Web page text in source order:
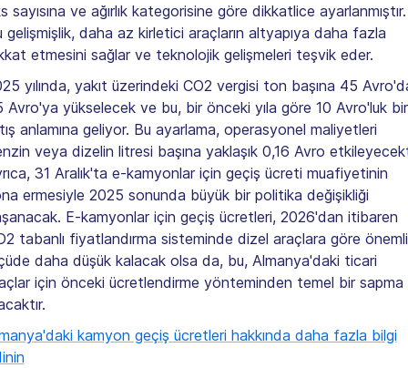
sayısına ve ağırlık kategorisine göre dikkatlice ayarlanmıştır.
gelişmişlik, daha az kirletici araçların altyapıya daha fazla
etmesini sağlar ve teknolojik gelişmeleri teşvik eder.
yılında, yakıt üzerindeki CO2 vergisi ton başına 45
Avro'ya yükselecek ve bu, bir önceki yıla göre 10 Avro'luk bir
anlamına geliyor. Bu ayarlama, operasyonel maliyetleri
veya dizelin litresi başına yaklaşık 0,16 Avro
31 Aralık'ta e-kamyonlar için geçiş ücreti muafiyetinin
ermesiyle 2025 sonunda büyük bir politika değişikliği
E-kamyonlar için geçiş ücretleri, 2026'dan itibaren
tabanlı fiyatlandırma sisteminde dizel araçlara göre önemli
daha düşük kalacak olsa da, bu, Almanya'daki ticari
için önceki ücretlendirme yönteminden temel bir sapma
kamyon geçiş ücretleri hakkında daha fazla bilgi